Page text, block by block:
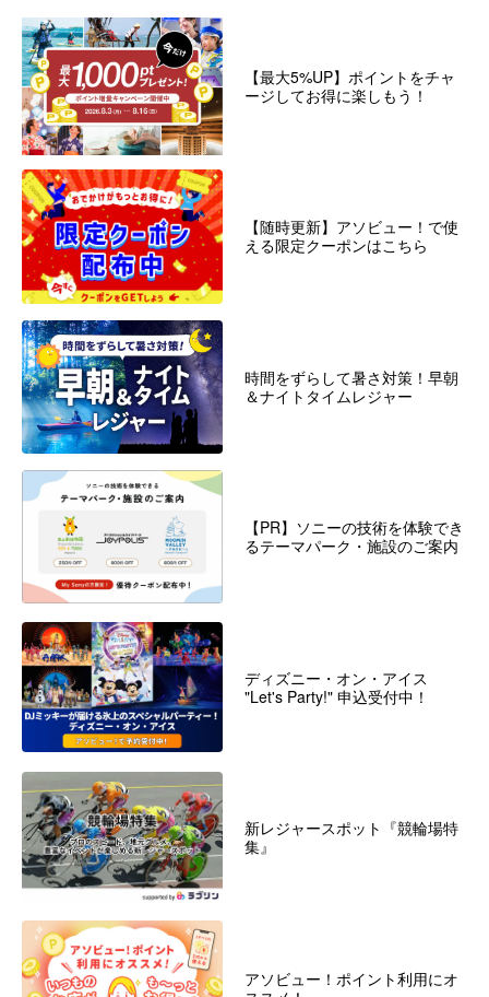
【最大5%UP】ポイントをチャ
ージしてお得に楽しもう！
【随時更新】アソビュー！で使
える限定クーポンはこちら
時間をずらして暑さ対策！早朝
＆ナイトタイムレジャー
【PR】ソニーの技術を体験でき
るテーマパーク・施設のご案内
ディズニー・オン・アイス
"Let's Party!" 申込受付中！
新レジャースポット『競輪場特
集』
アソビュー！ポイント利用にオ